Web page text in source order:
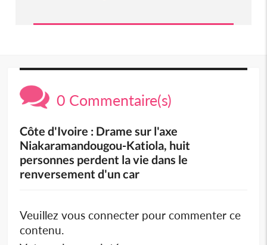
0 Commentaire(s)
Côte d'Ivoire : Drame sur l'axe
Niakaramandougou-Katiola, huit
personnes perdent la vie dans le
renversement d'un car
Veuillez vous connecter pour commenter ce
contenu.